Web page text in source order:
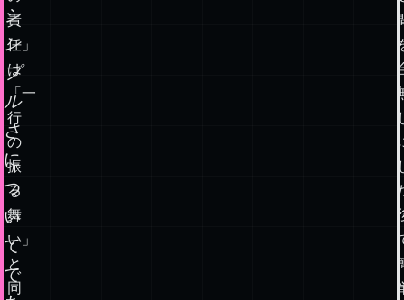
は
構
成
と
シ
ン
プ
ル
さ
に
要
だ。
「一
つ
の
責
任」
は
「一
行
の
振